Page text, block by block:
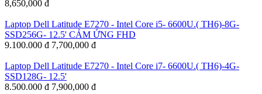
8,650,000 đ
Laptop Dell Latitude E7270 - Intel Core i5- 6600U.( TH6)-8G-
SSD256G- 12.5' CẢM ỨNG FHD
9.100.000 đ 7,700,000 đ
Laptop Dell Latitude E7270 - Intel Core i7- 6600U.( TH6)-4G-
SSD128G- 12.5'
8.500.000 đ 7,900,000 đ